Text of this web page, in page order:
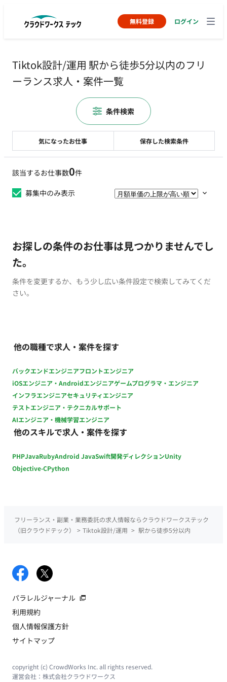
無料登録 ログイン
Tiktok設計/運用 駅から徒歩5分以内のフリ
ーランス求人・案件一覧
該当するお仕事数0件
募集中のみ表示
お探しの条件のお仕事は見つかりませんでし
た。
条件を変更するか、もう少し広い条件設定で検索してみてくだ
さい。
他の職種で求人・案件を探す
バックエンドエンジニアフロントエンジニア
iOSエンジニア・Androidエンジニアゲームプログラマ・エンジニア
インフラエンジニアセキュリティエンジニア
テストエンジニア・テクニカルサポート
AIエンジニア・機械学習エンジニア
他のスキルで求人・案件を探す
PHPJavaRubyAndroid JavaSwift開発ディレクションUnity
Objective-CPython
気になったお仕事 保存した検索条件
条件検索
フリーランス・副業・業務委託の求人情報ならクラウドワークステック
（旧クラウドテック）
> Tiktok設計/運用 > 駅から徒歩5分以内
パラレルジャーナル
利用規約
個人情報保護方針
サイトマップ
copyright (c) CrowdWorks Inc. all rights reserved.
運営会社： 株式会社クラウドワークス